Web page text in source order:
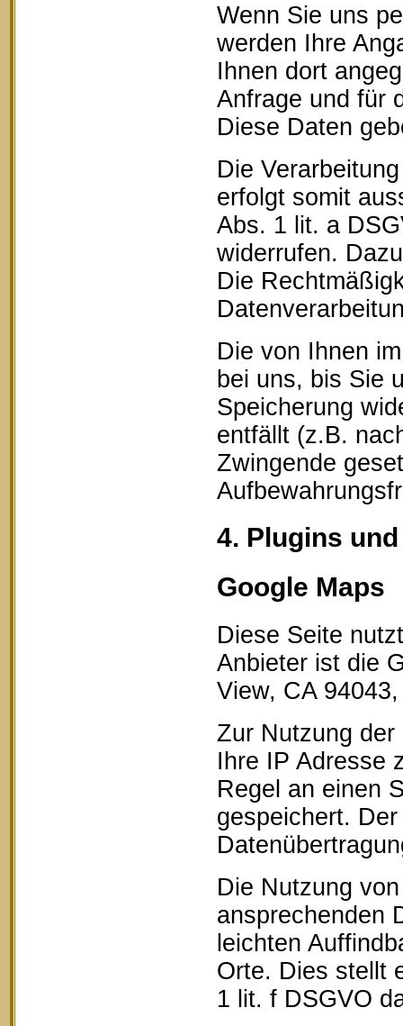
Wenn Sie uns
werden Ihre
Ihnen dort
Anfrage und für
Diese Daten
Die
erfolgt somit
Abs. 1 lit. a
widerrufen.
Die
Die von Ihnen
bei uns, bis Sie
Speicherung
entfällt (z.B.
Zwingende
4. Plugins
Google Maps
Diese Seite
Anbieter ist die
View, CA
Zur Nutzung
Ihre IP Adresse
Regel an einen
gespeichert.
Die Nutzung
ansprechenden
leichten
Orte. Dies stellt
1 lit. f DSGVO